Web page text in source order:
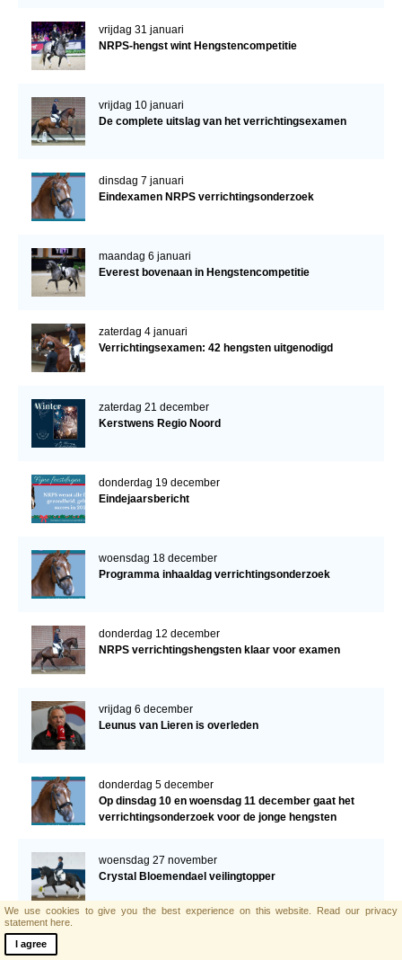
vrijdag 31 januari
NRPS-hengst wint Hengstencompetitie
vrijdag 10 januari
De complete uitslag van het verrichtingsexamen
dinsdag 7 januari
Eindexamen NRPS verrichtingsonderzoek
maandag 6 januari
Everest bovenaan in Hengstencompetitie
zaterdag 4 januari
Verrichtingsexamen: 42 hengsten uitgenodigd
zaterdag 21 december
Kerstwens Regio Noord
donderdag 19 december
Eindejaarsbericht
woensdag 18 december
Programma inhaaldag verrichtingsonderzoek
donderdag 12 december
NRPS verrichtingshengsten klaar voor examen
vrijdag 6 december
Leunus van Lieren is overleden
donderdag 5 december
Op dinsdag 10 en woensdag 11 december gaat het
verrichtingsonderzoek voor de jonge hengsten
woensdag 27 november
Crystal Bloemendael veilingtopper
We use cookies to give you the best experience on this website. Read our privacy
statement here.
I agree